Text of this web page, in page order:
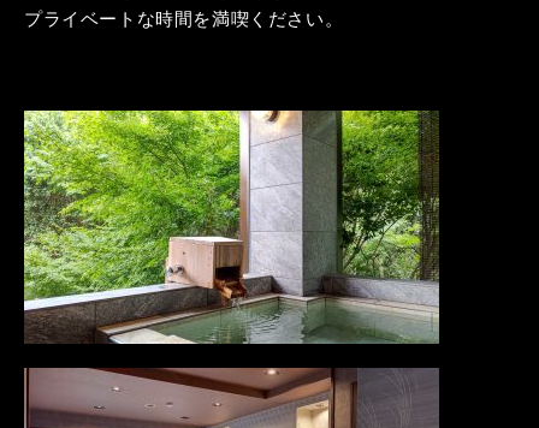
プライベートな時間を満喫ください。